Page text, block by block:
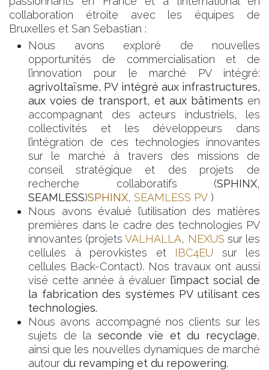
collaboration étroite avec les équipes de
Bruxelles et San Sebastian :
Nous avons exploré de nouvelles
opportunités de commercialisation et de
l’innovation pour le marché PV intégré:
agrivoltaïsme, PV intégré aux infrastructures,
aux voies de transport, et aux bâtiments en
accompagnant des acteurs industriels, les
collectivités et les développeurs dans
l’intégration de ces technologies innovantes
sur le marché à travers des missions de
conseil stratégique et des projets de
recherche collaboratifs (SPHINX,
SEAMLESS)SPHINX, SEAMLESS PV )
Nous avons évalué l’utilisation des matières
premières dans le cadre des technologies PV
innovantes (projetsVALHALLA, NEXUS sur les
cellules à perovkistes et IBC4EU sur les
cellules Back-Contact). Nos travaux ont aussi
visé cette année à évaluer l’impact social de
la fabrication des systèmes PV utilisant ces
technologies.
Nous avons accompagné nos clients sur les
sujets de la seconde vie et du recyclage,
ainsi que les nouvelles dynamiques de marché
autour du revamping et du repowering.